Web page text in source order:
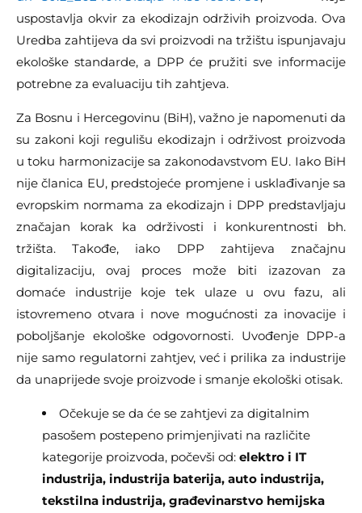
uspostavlja okvir za ekodizajn održivih proizvoda. Ova
Uredba zahtijeva da svi proizvodi na tržištu ispunjavaju
ekološke standarde, a DPP će pružiti sve informacije
potrebne za evaluaciju tih zahtjeva.
Za Bosnu i Hercegovinu (BiH), važno je napomenuti da
su zakoni koji regulišu ekodizajn i održivost proizvoda
u toku harmonizacije sa zakonodavstvom EU. Iako BiH
nije članica EU, predstojeće promjene i usklađivanje sa
evropskim normama za ekodizajn i DPP predstavljaju
značajan korak ka održivosti i konkurentnosti bh.
tržišta. Takođe, iako DPP zahtijeva značajnu
digitalizaciju, ovaj proces može biti izazovan za
domaće industrije koje tek ulaze u ovu fazu, ali
istovremeno otvara i nove mogućnosti za inovacije i
poboljšanje ekološke odgovornosti. Uvođenje DPP-a
nije samo regulatorni zahtjev, već i prilika za industrije
da unaprijede svoje proizvode i smanje ekološki otisak.
Očekuje se da će se zahtjevi za digitalnim
pasošem postepeno primjenjivati na različite
kategorije proizvoda, počevši od: elektro i IT
industrija, industrija baterija, auto industrija,
tekstilna industrija, građevinarstvo hemijska